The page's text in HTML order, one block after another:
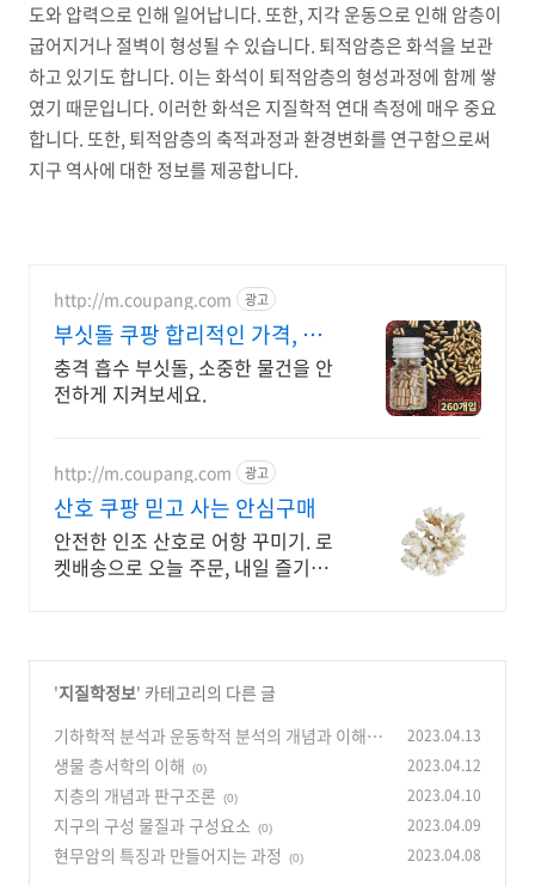
도와 압력으로 인해 일어납니다. 또한, 지각 운동으로 인해 암층이
굽어지거나 절벽이 형성될 수 있습니다. 퇴적암층은 화석을 보관
하고 있기도 합니다. 이는 화석이 퇴적암층의 형성과정에 함께 쌓
였기 때문입니다. 이러한 화석은 지질학적 연대 측정에 매우 중요
합니다. 또한, 퇴적암층의 축적과정과 환경변화를 연구함으로써
지구 역사에 대한 정보를 제공합니다.
http://m.coupang.com 광고
부싯돌 쿠팡 합리적인 가격, 만
족도 높게
충격 흡수 부싯돌, 소중한 물건을 안
전하게 지켜보세요.
http://m.coupang.com 광고
산호 쿠팡 믿고 사는 안심구매
안전한 인조 산호로 어항 꾸미기. 로
켓배송으로 오늘 주문, 내일 즐기세
'지질학정보' 카테고리의 다른 글
기하학적 분석과 운동학적 분석의 개념과 이해
(0)
2023.04.13
생물 층서학의 이해 (0) 2023.04.12
지층의 개념과 판구조론 (0) 2023.04.10
지구의 구성 물질과 구성요소 (0) 2023.04.09
현무암의 특징과 만들어지는 과정 (0) 2023.04.08